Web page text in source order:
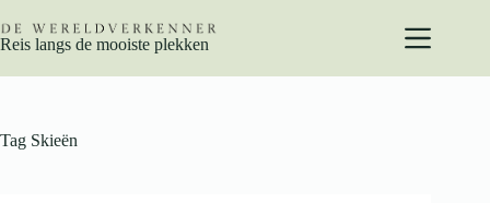
naar
de
Reis langs de mooiste plekken
Tag Skieën